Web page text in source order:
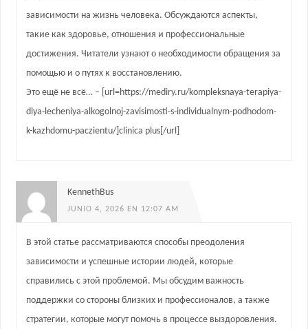
зависимости на жизнь человека. Обсуждаются аспекты,
такие как здоровье, отношения и профессиональные
достижения. Читатели узнают о необходимости обращения за
помощью и о путях к восстановлению.
Это ещё не всё… – [url=https://mediry.ru/kompleksnaya-terapiya-
dlya-lecheniya-alkogolnoj-zavisimosti-s-individualnym-podhodom-
k-kazhdomu-paczientu/]clinica plus[/url]
KennethBus
JUNIO 4, 2026 EN 12:07 AM
В этой статье рассматриваются способы преодоления
зависимости и успешные истории людей, которые
справились с этой проблемой. Мы обсудим важность
поддержки со стороны близких и профессионалов, а также
стратегии, которые могут помочь в процессе выздоровления.